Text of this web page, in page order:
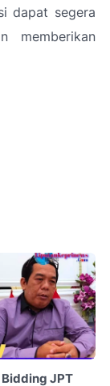
dapat segera
memberikan
Bidding JPT